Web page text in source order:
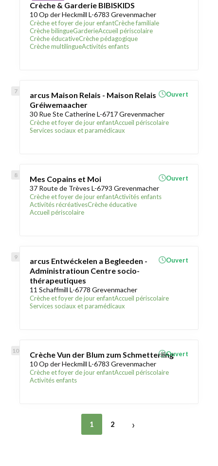
Crèche & Garderie BIBISKIDS
10 Op der Heckmill L-6783 Grevenmacher
Crèche et foyer de jour enfantCrèche familiale
Crèche bilingueGarderieAccueil périscolaire
Crèche éducativeCrèche pédagogique
Crèche multilingueActivités enfants
arcus Maison Relais - Maison Relais
Gréiwemaacher
30 Rue Ste Catherine L-6717 Grevenmacher
Crèche et foyer de jour enfantAccueil périscolaire
Services sociaux et paramédicaux
Ouvert
Mes Copains et Moi
37 Route de Trèves L-6793 Grevenmacher
Crèche et foyer de jour enfantActivités enfants
Activités récréativesCrèche éducative
Accueil périscolaire
Ouvert
arcus Entwéckelen a Begleeden -
Administratioun Centre socio-
thérapeutiques
11 Schaffmill L-6778 Grevenmacher
Crèche et foyer de jour enfantAccueil périscolaire
Services sociaux et paramédicaux
Ouvert
Crèche Vun der Blum zum Schmetterling
10 Op der Heckmill L-6783 Grevenmacher
Crèche et foyer de jour enfantAccueil périscolaire
Activités enfants
Ouvert
1 2 ›